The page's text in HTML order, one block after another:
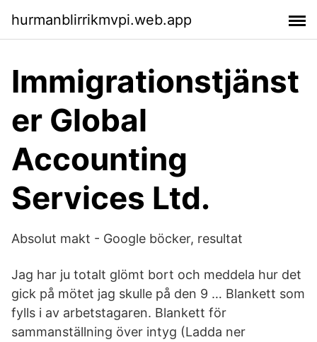
hurmanblirrikmvpi.web.app
Immigrationstjänst
er Global
Accounting
Services Ltd.
Absolut makt - Google böcker, resultat
Jag har ju totalt glömt bort och meddela hur det
gick på mötet jag skulle på den 9 … Blankett som
fylls i av arbetstagaren. Blankett för
sammanställning över intyg (Ladda ner